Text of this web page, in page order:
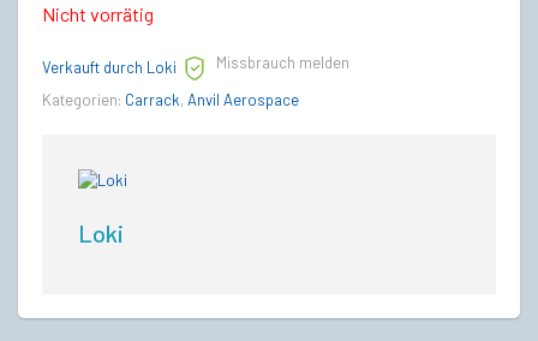
Nicht vorrätig
Verkauft durch Loki
Missbrauch melden
Kategorien: Carrack, Anvil Aerospace
Loki